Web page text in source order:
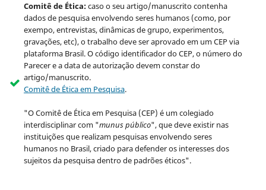
Comitê de Ética:caso o seu artigo/manuscrito contenha
dados de pesquisa envolvendo seres humanos (como, por
exempo, entrevistas, dinâmicas de grupo, experimentos,
gravações, etc), o trabalho deve ser aprovado em um CEP via
plataforma Brasil. O código identificador do CEP, o número do
Parecer e a data de autorização devem constar do
artigo/manuscrito.
Comitê de Ética em Pesquisa.
"O Comitê de Ética em Pesquisa (CEP) é um colegiado
interdisciplinar com "munus público", que deve existir nas
instituições que realizam pesquisas envolvendo seres
humanos no Brasil, criado para defender os interesses dos
sujeitos da pesquisa dentro de padrões éticos".